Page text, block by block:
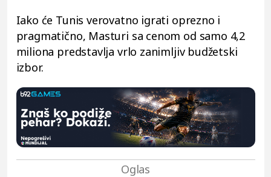
Iako će Tunis verovatno igrati oprezno i
pragmatično, Masturi sa cenom od samo 4,2
miliona predstavlja vrlo zanimljiv budžetski
izbor.